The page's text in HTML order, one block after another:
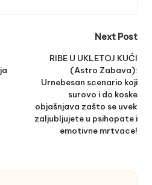
Next Post
RIBE U UKLETOJ KUĆI
(Astro Zabava):
Urnebesan scenario koji
surovo i do koske
objašnjava zašto se uvek
zaljubljujete u psihopate i
emotivne mrtvace!